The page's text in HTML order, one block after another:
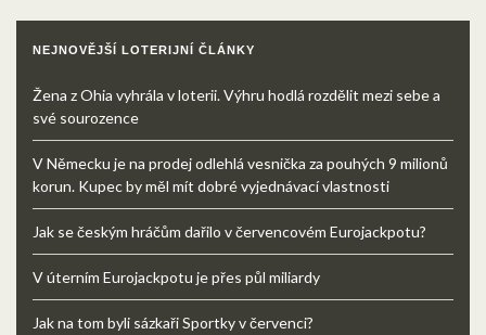
NEJNOVĚJŠÍ LOTERIJNÍ ČLÁNKY
Žena z Ohia vyhrála v loterii. Výhru hodlá rozdělit mezi sebe a
své sourozence
V Německu je na prodej odlehlá vesnička za pouhých 9 milionů
korun. Kupec by měl mít dobré vyjednávací vlastnosti
Jak se českým hráčům dařilo v červencovém Eurojackpotu?
V úterním Eurojackpotu je přes půl miliardy
Jak na tom byli sázkaři Sportky v červenci?